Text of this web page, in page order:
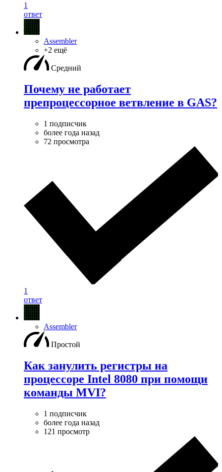
1
ответ
Assembler
+2 ещё
Средний
Почему не работает
препроцессорное ветвление в GAS?
1 подписчик
более года назад
72 просмотра
1
ответ
Assembler
Простой
Как занулить регистры на
процессоре Intel 8080 при помощи
команды MVI?
1 подписчик
более года назад
121 просмотр